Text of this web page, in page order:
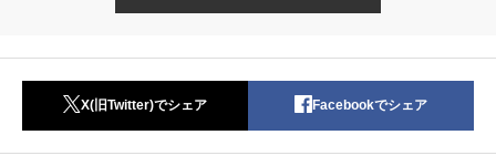
X(旧Twitter)でシェア Facebookでシェア